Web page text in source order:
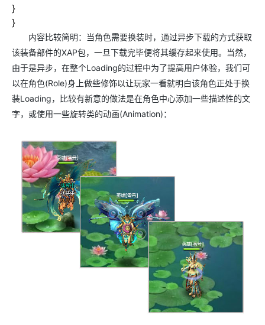
}
}
内容比较简明：当角色需要换装时，通过异步下载的方式获取
该装备部件的XAP包，一旦下载完毕便将其缓存起来使用。当然，
由于是异步，在整个Loading的过程中为了提高用户体验，我们可
以在角色(Role)身上做些修饰以让玩家一看就明白该角色正处于换
装Loading，比较有新意的做法是在角色中心添加一些描述性的文
字，或使用一些旋转类的动画(Animation)：